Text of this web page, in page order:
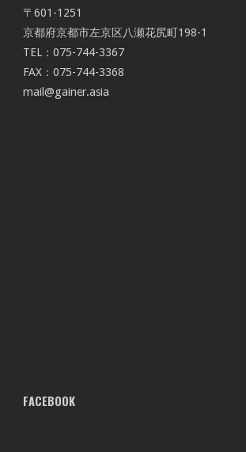
〒601-1251
京都府京都市左京区八瀬花尻町198-1
TEL：075-744-3367
FAX：075-744-3368
mail@gainer.asia
FACEBOOK